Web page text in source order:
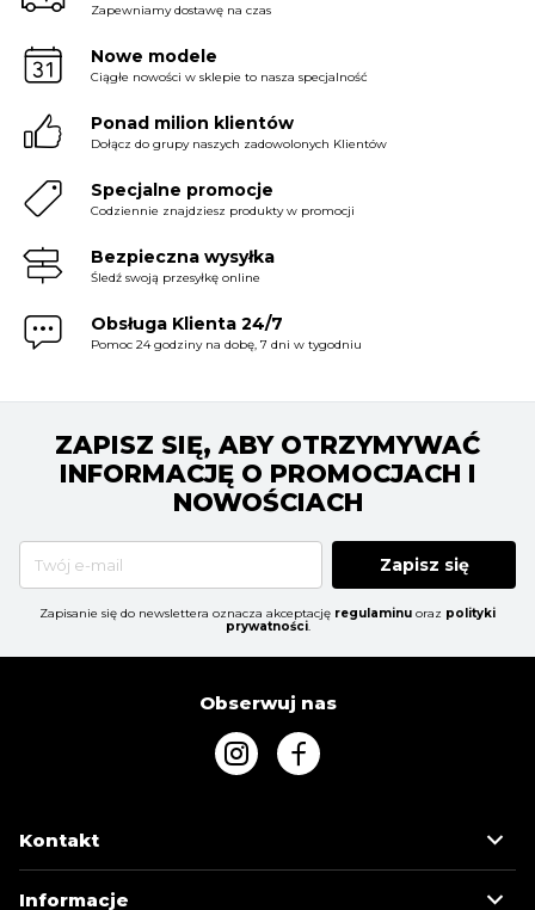
Zapewniamy dostawę na czas
Nowe modele
Ciągłe nowości w sklepie to nasza specjalność
Ponad milion klientów
Dołącz do grupy naszych zadowolonych Klientów
Specjalne promocje
Codziennie znajdziesz produkty w promocji
Bezpieczna wysyłka
Śledź swoją przesyłkę online
Obsługa Klienta 24/7
Pomoc 24 godziny na dobę, 7 dni w tygodniu
ZAPISZ SIĘ, ABY OTRZYMYWAĆ
INFORMACJĘ O PROMOCJACH I
NOWOŚCIACH
Zapisz się
Zapisanie się do newslettera oznacza akceptację regulaminu oraz polityki
prywatności.
Obserwuj nas
Kontakt
Informacje